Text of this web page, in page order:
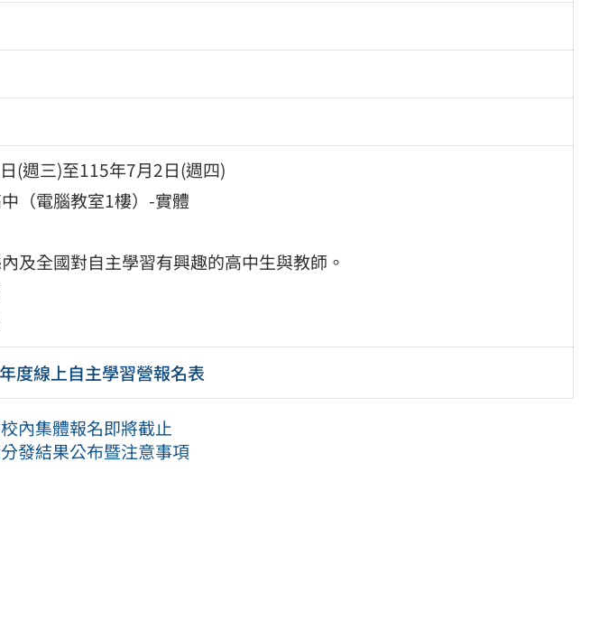
(週三)至115年7月2日(週四)
（電腦教室1樓）-實體
及全國對自主學習有興趣的高中生與教師。
度線上自主學習營報名表
內集體報名即將截止
發結果公布暨注意事項